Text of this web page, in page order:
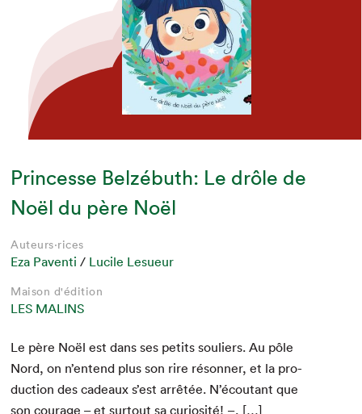
Princesse Belzébuth: Le drôle de
Noël du père Noël
Auteurs·rices
Eza Paventi / Lucile Lesueur
Maison d'édition
LES MALINS
Le père Noël est dans ses petits souliers. Au pôle
Nord, on n’entend plus son rire réson­ner, et la pro­
duc­tion des cadeaux s’est arrêtée. N’écoutant que
son courage – et surtout sa curiosité! –, […]